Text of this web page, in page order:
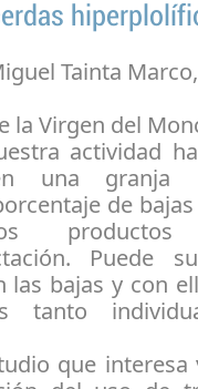
Tainta
la Virgen del
actividad
una granja
de
productos
Puede
bajas y con
tanto
que interesa